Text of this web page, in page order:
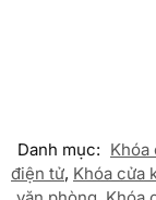
Danh mục: Khóa
điện tử, Khóa cửa